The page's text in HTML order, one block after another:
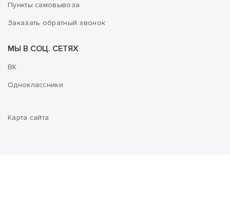
Пункты самовывоза
Заказать обратный звонок
МЫ В СОЦ. СЕТЯХ
ВК
Одноклассники
Карта сайта